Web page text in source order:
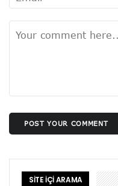
POST YOUR COMMENT
SİTE İÇİ ARAMA